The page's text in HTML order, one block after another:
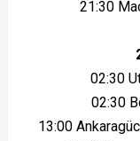
21:30
02:30
02:30
13:00